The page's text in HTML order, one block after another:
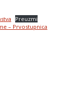
Preuzmi
– Prvostupnica